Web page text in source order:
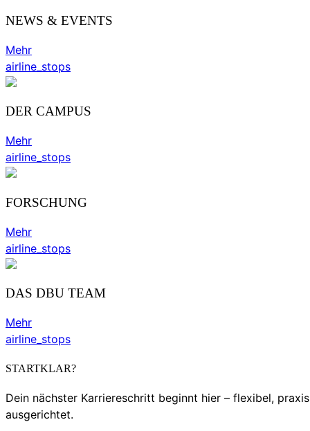
NEWS & EVENTS
Mehr
airline_stops
DER CAMPUS
Mehr
airline_stops
FORSCHUNG
Mehr
airline_stops
DAS DBU TEAM
Mehr
airline_stops
STARTKLAR?
Dein nächster Karriereschritt beginnt hier – flexibel,
ausgerichtet.